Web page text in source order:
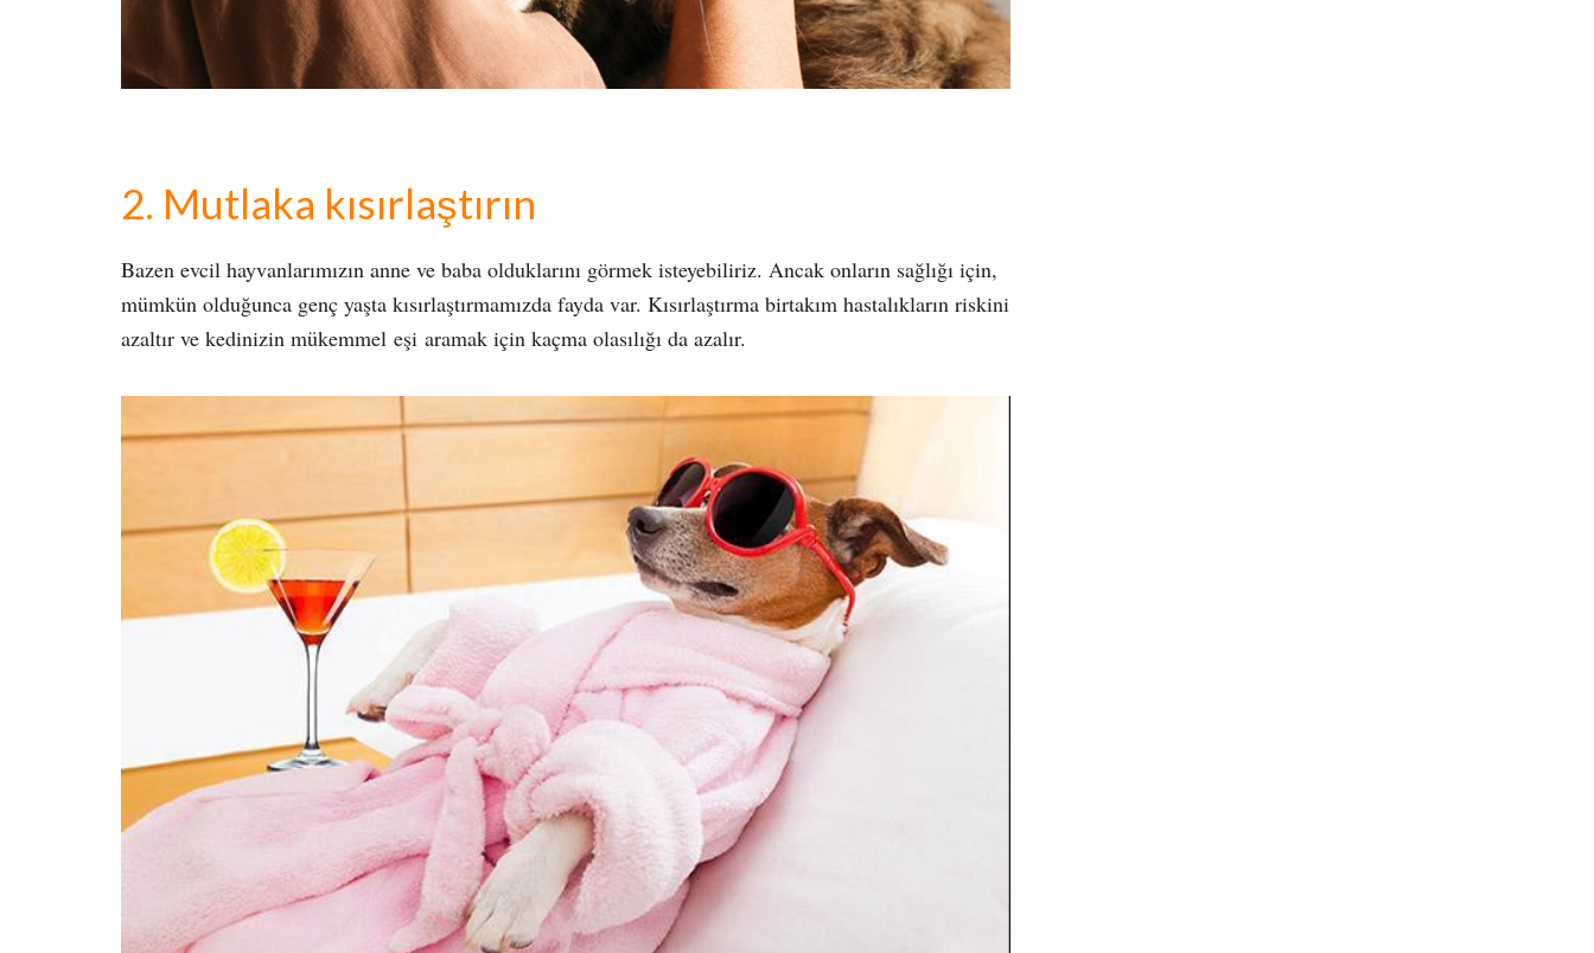
2. Mutlaka kısırlaştırın
Bazen evcil hayvanlarımızın anne ve baba olduklarını görmek isteyebiliriz. Ancak onların sağlığı için,
mümkün olduğunca genç yaşta kısırlaştırmamızda fayda var. Kısırlaştırma birtakım hastalıkların riskini
azaltır ve kedinizin mükemmel eşi aramak için kaçma olasılığı da azalır.